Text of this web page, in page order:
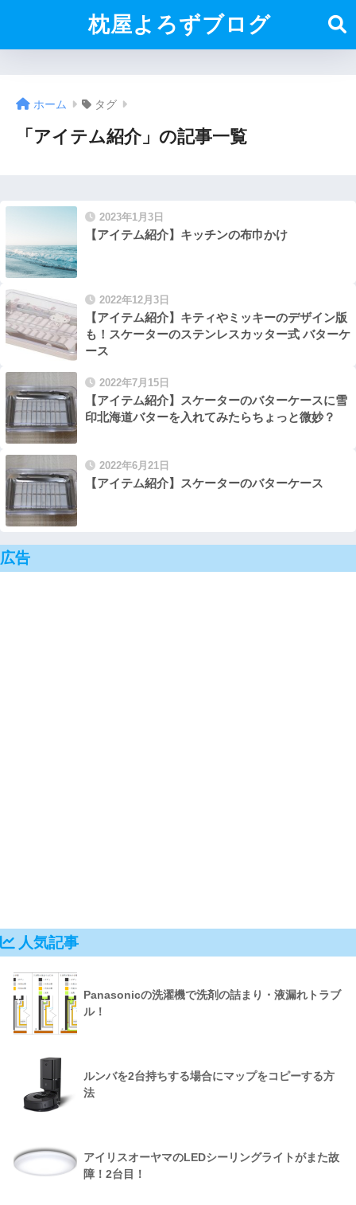
枕屋よろずブログ
ホーム タグ
「アイテム紹介」の記事一覧
2023年1月3日
【アイテム紹介】キッチンの布巾かけ
2022年12月3日
【アイテム紹介】キティやミッキーのデザイン版
も！スケーターのステンレスカッター式 バターケ
ース
2022年7月15日
【アイテム紹介】スケーターのバターケースに雪
印北海道バターを入れてみたらちょっと微妙？
2022年6月21日
【アイテム紹介】スケーターのバターケース
広告
人気記事
Panasonicの洗濯機で洗剤の詰まり・液漏れトラブ
ル！
ルンバを2台持ちする場合にマップをコピーする方
法
アイリスオーヤマのLEDシーリングライトがまた故
障！2台目！